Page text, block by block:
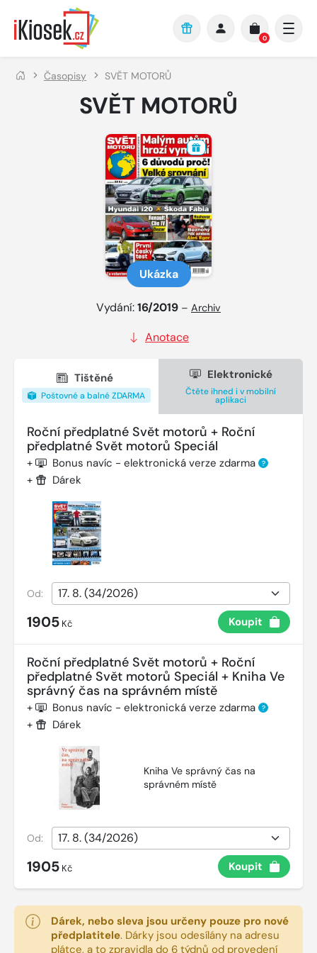
Přejít na hlavní obsah
0
Časopisy SVĚT MOTORŮ
SVĚT MOTORŮ
Ukázka
Vydání:16/2019 – Archiv
Anotace
Tištěné
Poštovné a balné ZDARMA
Elektronické
Čtěte ihned i v mobilní
aplikaci
Roční předplatné Svět motorů + Roční
předplatné Svět motorů Speciál
+ Bonus navíc - elektronická verze zdarma ?
+ Dárek
Od:
1905 Kč Koupit
Roční předplatné Svět motorů + Roční
předplatné Svět motorů Speciál + Kniha Ve
správný čas na správném místě
+ Bonus navíc - elektronická verze zdarma ?
+ Dárek
Kniha Ve správný čas na
správném místě
Od:
1905 Kč Koupit
Dárek, nebo sleva jsou určeny pouze pro nové
předplatitele. Dárky jsou odesílány na adresu
plátce, a to zpravidla do 6 týdnů od provedení